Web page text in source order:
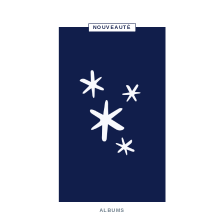
NOUVEAUTÉ
ALBUMS